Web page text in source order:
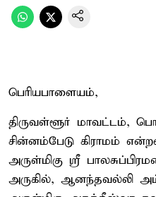
பெரியபாளையம்,
திருவள்ளூர் மாவட்டம்,
சின்னம்பேடு கிராமம்
அருள்மிகு ஸ்ரீ
அருகில், ஆனந்தவல்லி